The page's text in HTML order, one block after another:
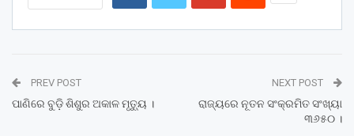
PREV POST
ପାଣିରେ ବୁଡ଼ି ଶିଶୁର ଅକାଳ ମୃତ୍ୟୁ ।
NEXT POST
ରାଜ୍ୟରେ ନୂତନ ସଂକ୍ରମିତ ସଂଖ୍ୟା
୩୬୫୦ ।